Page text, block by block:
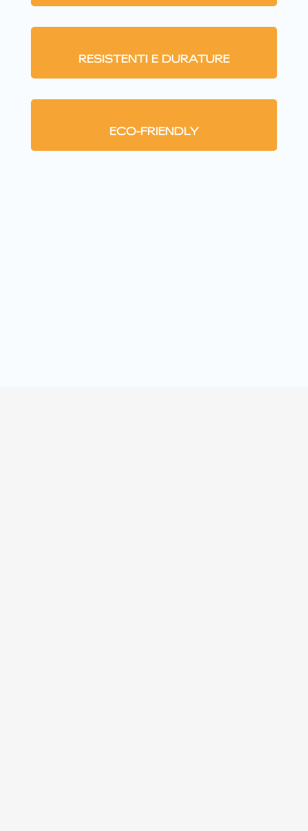
RESISTENTI E DURATURE
ECO-FRIENDLY